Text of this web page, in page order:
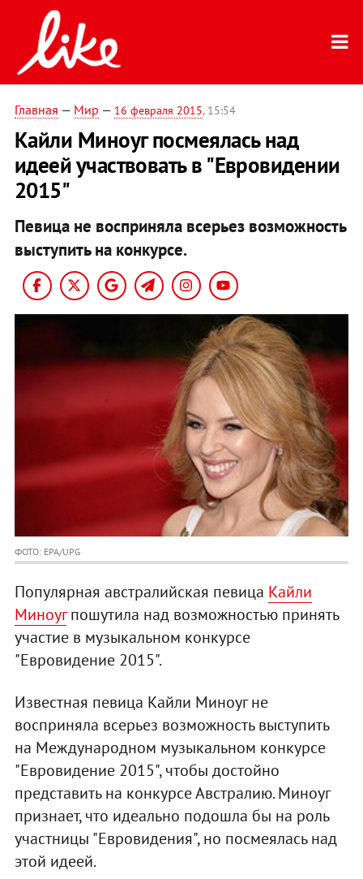
Главная — Мир — 16 февраля 2015, 15:54
Кайли Миноуг посмеялась над
идеей участвовать в "Евровидении
2015"
Певица не восприняла всерьез возможность
выступить на конкурсе.
ФОТО: EPA/UPG
Популярная австралийская певица Кайли
Миноугпошутила над возможностью принять
участие в музыкальном конкурсе
"Евровидение 2015".
Известная певица Кайли Миноуг не
восприняла всерьез возможность выступить
на Международном музыкальном конкурсе
"Евровидение 2015", чтобы достойно
представить на конкурсе Австралию. Миноуг
признает, что идеально подошла бы на роль
участницы "Евровидения", но посмеялась над
этой идеей.